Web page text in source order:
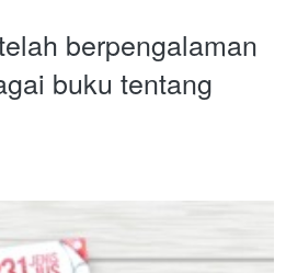
berpengalaman
buku tentang